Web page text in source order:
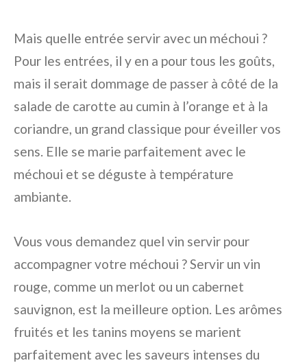
Mais quelle entrée servir avec un méchoui ?
Pour les entrées, il y en a pour tous les goûts,
mais il serait dommage de passer à côté de la
salade de carotte au cumin à l’orange et à la
coriandre, un grand classique pour éveiller vos
sens. Elle se marie parfaitement avec le
méchoui et se déguste à température
ambiante.
Vous vous demandez quel vin servir pour
accompagner votre méchoui ? Servir un vin
rouge, comme un merlot ou un cabernet
sauvignon, est la meilleure option. Les arômes
fruités et les tanins moyens se marient
parfaitement avec les saveurs intenses du